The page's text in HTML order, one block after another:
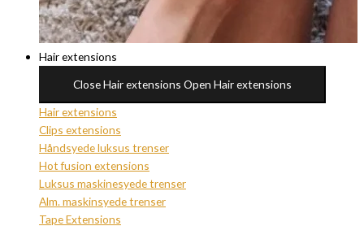
Hair extensions
Close Hair extensions Open Hair extensions
Hair extensions
Clips extensions
Håndsyede luksus trenser
Hot fusion extensions
Luksus maskinesyede trenser
Alm. maskinsyede trenser
Tape Extensions